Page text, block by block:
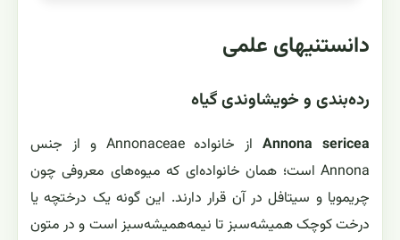
دانستنیهای علمی
رده‌بندی و خویشاوندی گیاه
Annona sericea
از خانواده Annonaceae و از جنس
Annona است؛ همان خانواده‌ای که میوه‌های معروفی چون
چریمویا و سیتافل در آن قرار دارند. این گونه یک درختچه یا
درخت کوچک همیشه‌سبز تا نیمه‌همیشه‌سبز است و در متون